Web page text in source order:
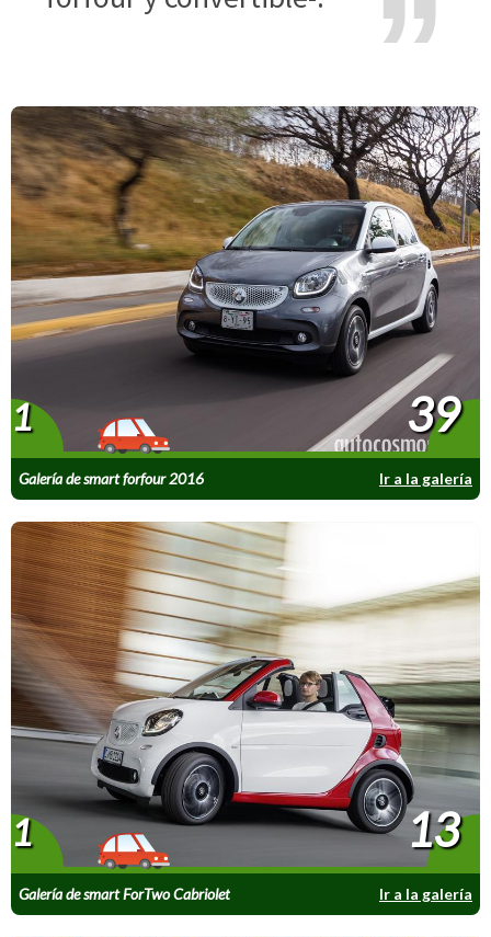
Galería de smart forfour 2016 Ir a la galería
1 39
Galería de smart ForTwo Cabriolet Ir a la galería
1 13